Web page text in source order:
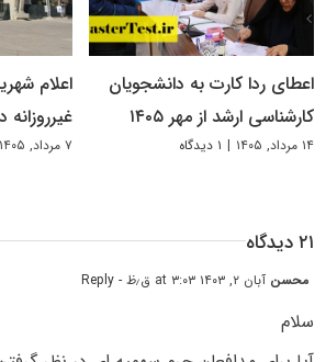
اعطای ردا کارت به دانشجویان
کارشناسی ارشد از مهر ۱۴۰۵
۱۴ مرداد, ۱۴۰۵ | ۱ دیدگاه
اعلام
غیرروزانه
۷ مرداد, ۱۴۰۵
۲۱ دیدگاه
محسن آبان ۲, ۱۴۰۳ at ۳:۰۳ ق٫ظ - Reply
سلام